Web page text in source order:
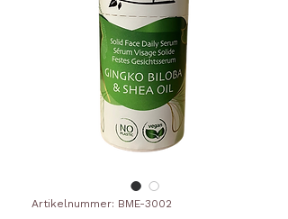
Artikelnummer: BME-3002